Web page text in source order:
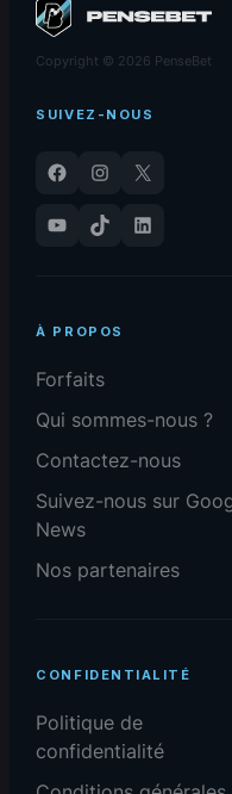
Copyright © 2026 PenseBet
SUIVEZ-NOUS
Facebook Instagram
X
YouTube
TikTok LinkedIn
À PROPOS
Forfaits
Qui sommes-nous ?
Contactez-nous
Suivez-nous sur
News
Nos partenaires
CONFIDENTIALITÉ
Politique de
confidentialité